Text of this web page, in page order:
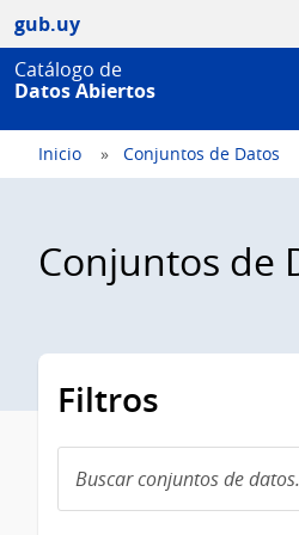
gub.uy
Catálogo de
Datos Abiertos
Inicio Conjuntos de Datos
Conjuntos de
Filtros
conjuntos
de